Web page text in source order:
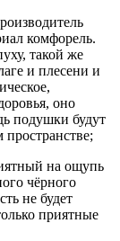
комфорель.
такой же
и плесени и
оно
подушки будут
пространстве;
на ощупь
чёрного
не будет
приятные